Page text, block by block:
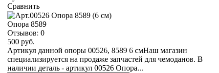
Сравнить
Опора 8589
Отзывов: 0
500 руб.
Артикул данной опоры 00526, 8589 6 смНаш магазин
специализируется на продаже запчастей для чемоданов. В
наличии деталь - артикул 00526 Опора...